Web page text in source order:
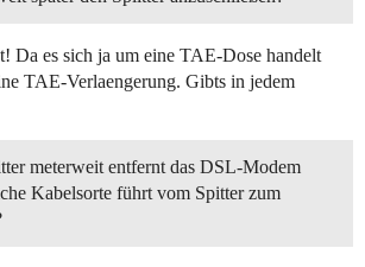
Da es sich ja um eine TAE-Dose handelt
TAE-Verlaengerung. Gibts in jedem
meterweit entfernt das DSL-Modem
Kabelsorte führt vom Spitter zum